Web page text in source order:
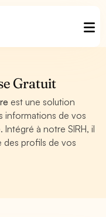
Gratuit
est une solution
informations de vos
à notre SIRH, il
des profils de vos